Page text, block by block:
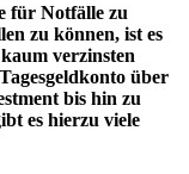
für Notfälle zu
zu können, ist es
verzinsten
über
bis hin zu
es hierzu viele